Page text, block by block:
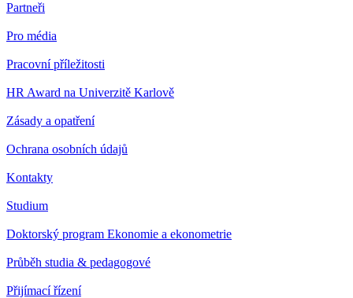
Partneři
Pro média
Pracovní příležitosti
HR Award na Univerzitě Karlově
Zásady a opatření
Ochrana osobních údajů
Kontakty
Studium
Doktorský program Ekonomie a ekonometrie
Průběh studia & pedagogové
Přijímací řízení